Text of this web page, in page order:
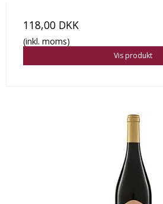
118,00 DKK
(inkl. moms)
Vis produkt